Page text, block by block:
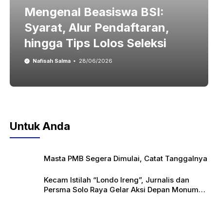
Mengenal Beasiswa BSI:
Syarat, Alur Pendaftaran,
hingga Tips Lolos Seleksi
Nafisah Salma 28/06/2026
Untuk Anda
Masta PMB Segera Dimulai, Catat Tanggalnya
Kecam Istilah “Londo Ireng”, Jurnalis dan
Persma Solo Raya Gelar Aksi Depan Monumen